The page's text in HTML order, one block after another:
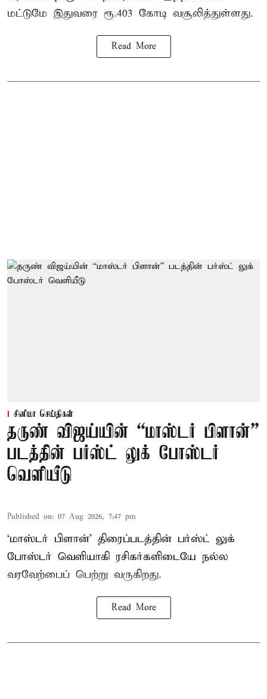
மட்டுமே இதுவரை ரூ.403 கோடி வசூலித்துள்ளது.
Read More
சினிமா செய்திகள்
தருண் விஜய்யின் “மாஸ்டர் பிளான்”
படத்தின் பர்ஸ்ட் லுக் போஸ்டர்
வெளியீடு
Published on: 07 Aug 2026, 7:47 pm
‘மாஸ்டர் பிளான்’ திரைப்படத்தின் பர்ஸ்ட் லுக்
போஸ்டர் வெளியாகி ரசிகர்களிடையே நல்ல
வரவேற்பைப் பெற்று வருகிறது.
Read More